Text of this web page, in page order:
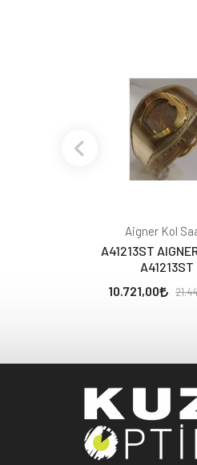
Aigner Kol
A41213ST
A41213ST
10.721,00